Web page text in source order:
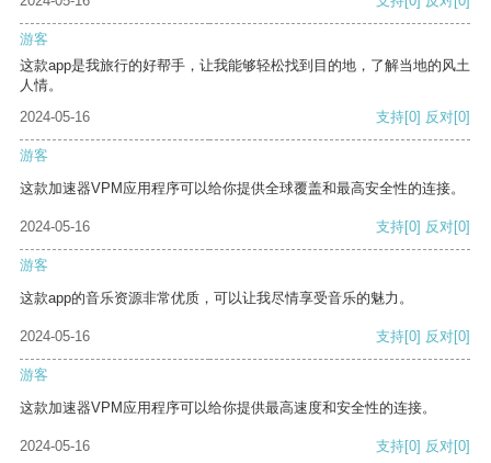
游客
这款app是我旅行的好帮手，让我能够轻松找到目的地，了解当地的风土
人情。
2024-05-16
支持[0] 反对[0]
游客
这款加速器VPM应用程序可以给你提供全球覆盖和最高安全性的连接。
2024-05-16 支持[0] 反对[0]
游客
这款app的音乐资源非常优质，可以让我尽情享受音乐的魅力。
2024-05-16 支持[0] 反对[0]
游客
这款加速器VPM应用程序可以给你提供最高速度和安全性的连接。
2024-05-16 支持[0] 反对[0]